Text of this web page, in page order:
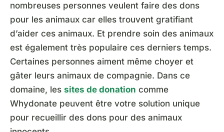
nombreuses personnes veulent faire des dons
pour les animaux car elles trouvent gratifiant
d’aider ces animaux. Et prendre soin des animaux
est également très populaire ces derniers temps.
Certaines personnes aiment même choyer et
gâter leurs animaux de compagnie. Dans ce
domaine, les sites de donation comme
Whydonate peuvent être votre solution unique
pour recueillir des dons pour des animaux